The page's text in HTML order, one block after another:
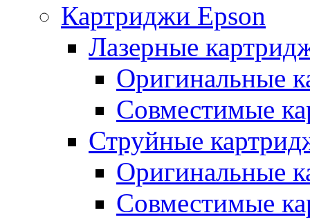
Картриджи Epson
Лазерные
Оригинальные
Совместимые
Струйные
Оригинальные
Совместимые